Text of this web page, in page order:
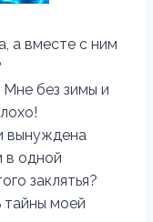
а вместе с ним
без зимы и
вынуждена
в одной
заклятья?
тайны моей